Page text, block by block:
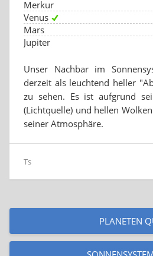
Merkur
Venus
Mars
Jupiter
Unser Nachbar im
derzeit als leuchtend heller
zu sehen. Es ist aufgrund
(Lichtquelle) und hellen
seiner Atmosphäre.
Ts
PLANETEN